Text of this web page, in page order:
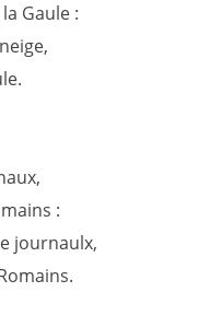
Gaule :
:
journaulx,